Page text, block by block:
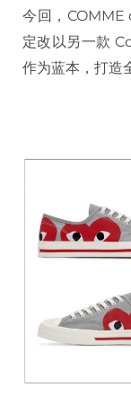
今回，COMME
定改以另一款
作为蓝本，打造